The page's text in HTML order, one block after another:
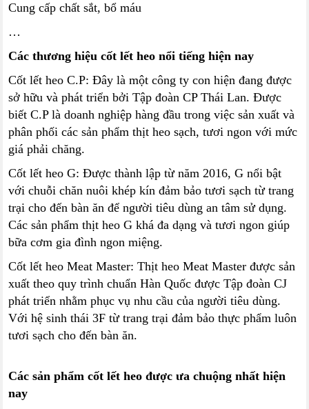
Cung cấp chất sắt, bổ máu
…
Các thương hiệu cốt lết heo nổi tiếng hiện nay
Cốt lết heo C.P: Đây là một công ty con hiện đang được
sở hữu và phát triển bởi Tập đoàn CP Thái Lan. Được
biết C.P là doanh nghiệp hàng đầu trong việc sản xuất và
phân phối các sản phẩm thịt heo sạch, tươi ngon với mức
giá phải chăng.
Cốt lết heo G: Được thành lập từ năm 2016, G nổi bật
với chuỗi chăn nuôi khép kín đảm bảo tươi sạch từ trang
trại cho đến bàn ăn để người tiêu dùng an tâm sử dụng.
Các sản phẩm thịt heo G khá đa dạng và tươi ngon giúp
bữa cơm gia đình ngon miệng.
Cốt lết heo Meat Master: Thịt heo Meat Master được sản
xuất theo quy trình chuẩn Hàn Quốc được Tập đoàn CJ
phát triển nhằm phục vụ nhu cầu của người tiêu dùng.
Với hệ sinh thái 3F từ trang trại đảm bảo thực phẩm luôn
tươi sạch cho đến bàn ăn.
Các sản phẩm cốt lết heo được ưa chuộng nhất hiện
nay